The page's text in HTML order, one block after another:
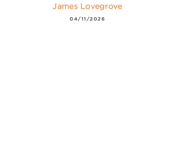
James Lovegrove
04/11/2026